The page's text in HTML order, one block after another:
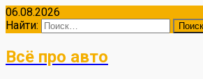
06.08.2026
Найти:
Всё про авто